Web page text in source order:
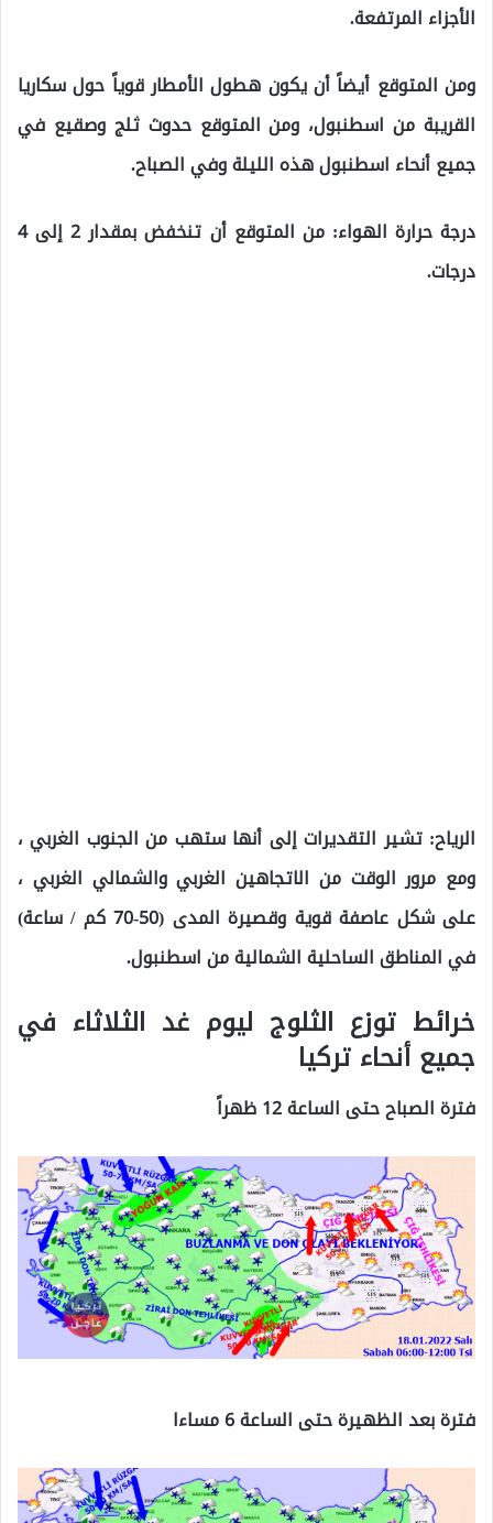
الأجزاء المرتفعة.
ومن المتوقع أيضاً أن يكون هطول الأمطار قوياً حول سكاريا
القريبة من اسطنبول، ومن المتوقع حدوث ثلج وصقيع في
جميع أنحاء اسطنبول هذه الليلة وفي الصباح.
درجة حرارة الهواء: من المتوقع أن تنخفض بمقدار 2 إلى 4
درجات.
الرياح: تشير التقديرات إلى أنها ستهب من الجنوب الغربي ،
ومع مرور الوقت من الاتجاهين الغربي والشمالي الغربي ،
على شكل عاصفة قوية وقصيرة المدى (50-70 كم / ساعة)
في المناطق الساحلية الشمالية من اسطنبول.
خرائط توزع الثلوج ليوم غد الثلاثاء في
جميع أنحاء تركيا
فترة الصباح حتى الساعة 12 ظهراً
فترة بعد الظهيرة حتى الساعة 6 مساءا